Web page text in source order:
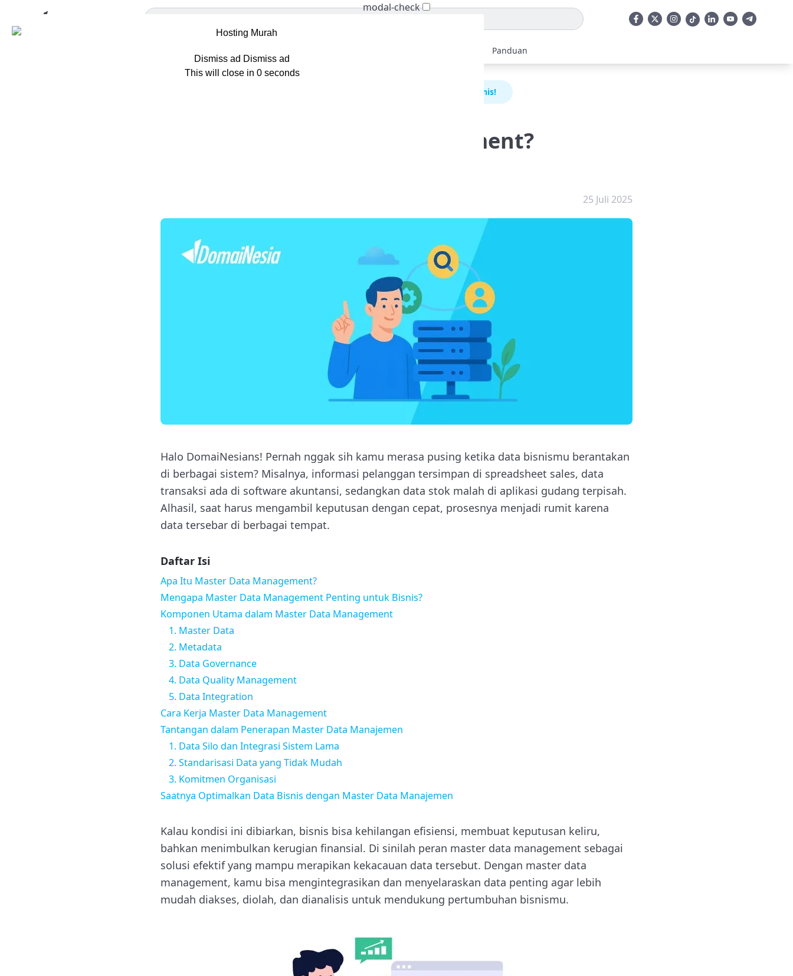
Panduan
Apa Itu Master Data Management? Powerful untuk Bisnis!
Apa Itu Master Data Management?
25 Juli 2025
Halo DomaiNesians! Pernah nggak sih kamu merasa pusing ketika data bisnismu berantakan
di berbagai sistem? Misalnya, informasi pelanggan tersimpan di spreadsheet sales, data
transaksi ada di software akuntansi, sedangkan data stok malah di aplikasi gudang terpisah.
Alhasil, saat harus mengambil keputusan dengan cepat, prosesnya menjadi rumit karena
data tersebar di berbagai tempat.
Daftar Isi
Apa Itu Master Data Management?
Mengapa Master Data Management Penting untuk Bisnis?
Komponen Utama dalam Master Data Management
1. Master Data
2. Metadata
3. Data Governance
4. Data Quality Management
5. Data Integration
Cara Kerja Master Data Management
Tantangan dalam Penerapan Master Data Manajemen
1. Data Silo dan Integrasi Sistem Lama
2. Standarisasi Data yang Tidak Mudah
3. Komitmen Organisasi
Saatnya Optimalkan Data Bisnis dengan Master Data Manajemen
Kalau kondisi ini dibiarkan, bisnis bisa kehilangan efisiensi, membuat keputusan keliru,
bahkan menimbulkan kerugian finansial. Di sinilah peran master data management sebagai
solusi efektif yang mampu merapikan kekacauan data tersebut. Dengan master data
management, kamu bisa mengintegrasikan dan menyelaraskan data penting agar lebih
mudah diakses, diolah, dan dianalisis untuk mendukung pertumbuhan bisnismu.
modal-check
Dismiss ad Dismiss ad
This will close in 0seconds